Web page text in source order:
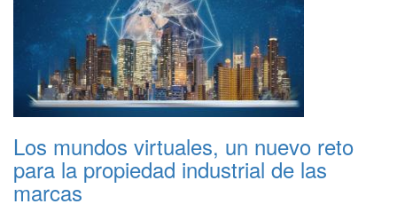
Los mundos virtuales, un nuevo reto
para la propiedad industrial de las
marcas